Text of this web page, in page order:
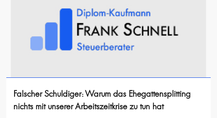
Falscher Schuldiger: Warum das Ehegattensplitting
nichts mit unserer Arbeitszeitkrise zu tun hat